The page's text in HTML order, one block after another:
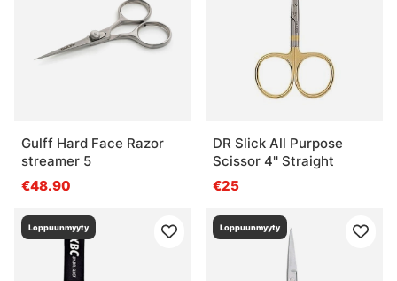
Gulff Hard Face Razor
streamer 5
€48.90
DR Slick All Purpose
Scissor 4'' Straight
€25
Loppuunmyyty Loppuunmyyty